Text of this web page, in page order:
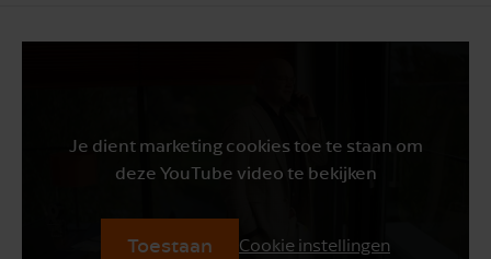
Je dient marketing cookies toe te staan om
deze YouTube video te bekijken
Toestaan Cookie instellingen